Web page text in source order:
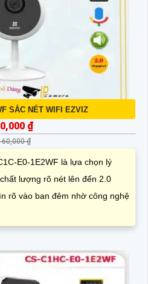
SẮC NÉT WIFI EZVIZ
₫
₫
E0-1E2WF là lựa chọn lý
lượng rõ nét lên đến 2.0
rõ vào ban đêm nhờ công nghệ